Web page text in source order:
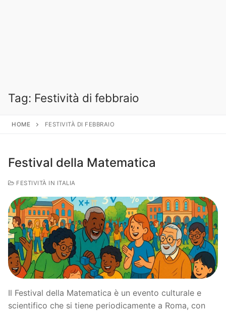
Tag: Festività di febbraio
HOME FESTIVITÀ DI FEBBRAIO
Festival della Matematica
FESTIVITÀ IN ITALIA
Il Festival della Matematica è un evento culturale e
scientifico che si tiene periodicamente a Roma, con